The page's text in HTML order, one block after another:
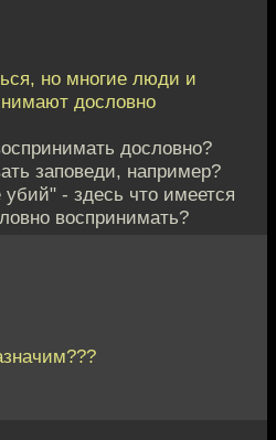
но многие люди и
дословно
дословно?
заповеди, например?
- здесь что имеется
воспринимать?